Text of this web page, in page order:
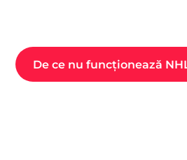
De ce nu funcționează